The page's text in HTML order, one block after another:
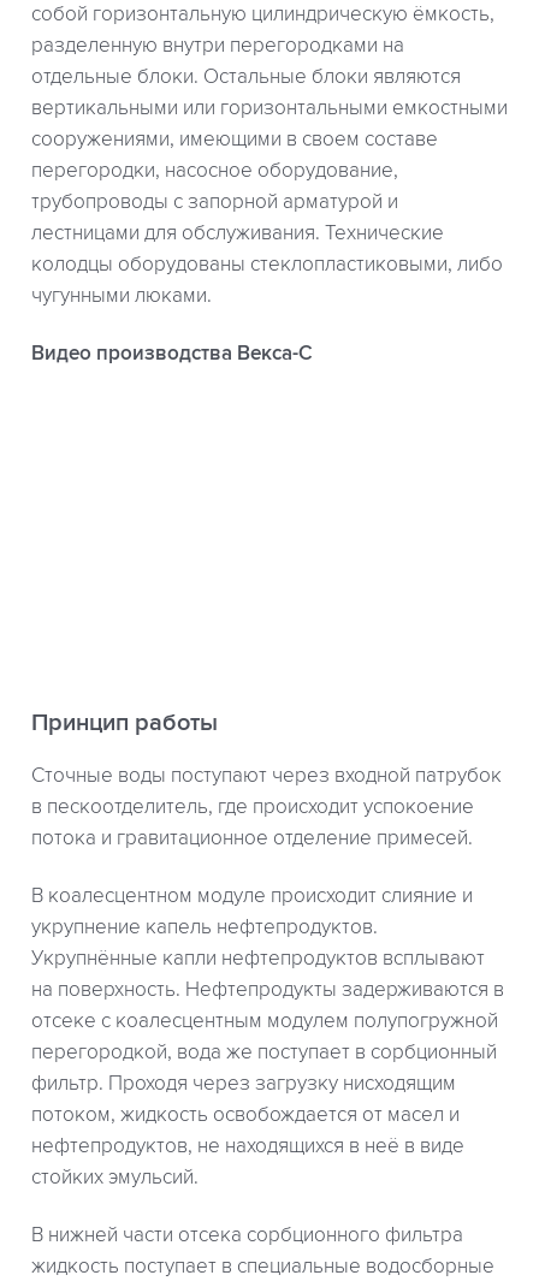
собой горизонтальную цилиндрическую ёмкость,
разделенную внутри перегородками на
отдельные блоки. Остальные блоки являются
вертикальными или горизонтальными емкостными
сооружениями, имеющими в своем составе
перегородки, насосное оборудование,
трубопроводы с запорной арматурой и
лестницами для обслуживания. Технические
колодцы оборудованы стеклопластиковыми, либо
чугунными люками.
Видео производства Векса-С
Принцип работы
Сточные воды поступают через входной патрубок
в пескоотделитель, где происходит успокоение
потока и гравитационное отделение примесей.
В коалесцентном модуле происходит слияние и
укрупнение капель нефтепродуктов.
Укрупнённые капли нефтепродуктов всплывают
на поверхность. Нефтепродукты задерживаются в
отсеке с коалесцентным модулем полупогружной
перегородкой, вода же поступает в сорбционный
фильтр. Проходя через загрузку нисходящим
потоком, жидкость освобождается от масел и
нефтепродуктов, не находящихся в неё в виде
стойких эмульсий.
В нижней части отсека сорбционного фильтра
жидкость поступает в специальные водосборные